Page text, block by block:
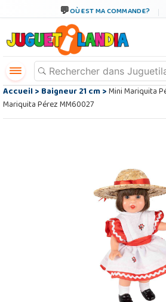
OÙ EST MA COMMANDE?
Accueil>Baigneur 21 cm>Mini Mariquita
Mariquita Pérez MM60027